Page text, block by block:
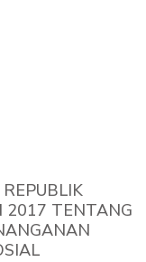
2017 TENTANG